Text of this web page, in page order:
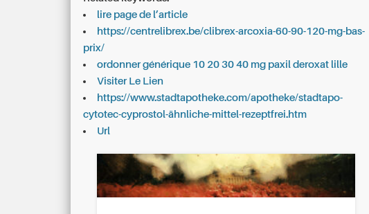
lire page de l’article
https://centrelibrex.be/clibrex-arcoxia-60-90-120-mg-bas-
prix/
ordonner générique 10 20 30 40 mg paxil deroxat lille
Visiter Le Lien
https://www.stadtapotheke.com/apotheke/stadtapo-
cytotec-cyprostol-ähnliche-mittel-rezeptfrei.htm
Url